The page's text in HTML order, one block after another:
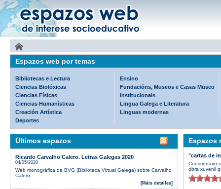
Espazos web por temas
Bibliotecas e Lectura
Ciencias Biolóxicas
Ciencias Físicas
Ciencias Humanísticas
Creación Artística
Deportes
Ensino
Fundacións, Museos e Casas Museo
Institucionais
Lingua Galega e Literatura
Linguas modernas
Últimos espazos
Ricardo Carvalho Calero. Letras Galegas 2020
04/05/2020
Web monográfica da BVG (Biblioteca Virtual Galega) sobre Carvalho
Calero
[Máis detalles]
Espazos
"cartas de
Cuestionario
obra xuvenil